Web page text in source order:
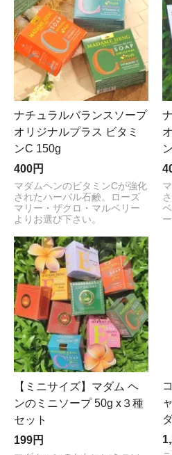
ナチュラルバランスソープ
オリジナルプラス ビタミ
ンC 150g
400円
マダムヘンのビタミンCが強化
されたハーバル石鹸。ローズ
マリー・ザクロ・マルベリー
よりお選び下さい。
【ミニサイズ】マダム ヘ
ンのミニソープ 50g x３種
セット
199円